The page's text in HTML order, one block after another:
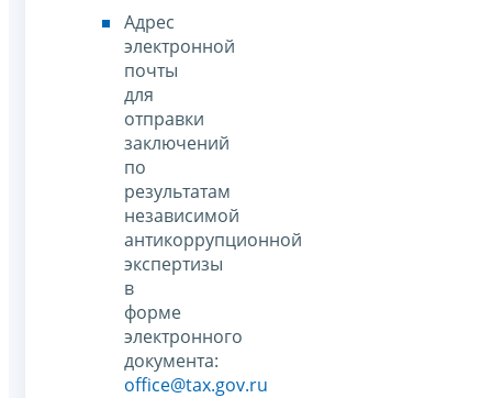
Адрес
электронной
почты
для
отправки
заключений
по
результатам
независимой
антикоррупционной
экспертизы
в
форме
электронного
документа:
office@tax.gov.ru